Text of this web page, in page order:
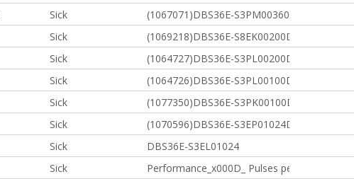
Sick (1067071)DBS36E-S3PM0036036MM
Sick (1069218)DBS36E-S8EK00200DBS36
Sick (1064727)DBS36E-S3PL00200DBS36
Sick (1064726)DBS36E-S3PL00100DBS36
Sick (1077350)DBS36E-S3PK00100DBS36
Sick (1070596)DBS36E-S3EP01024DBS36
Sick DBS36E-S3EL01024
Sick Performance_x000D_ Pulses per